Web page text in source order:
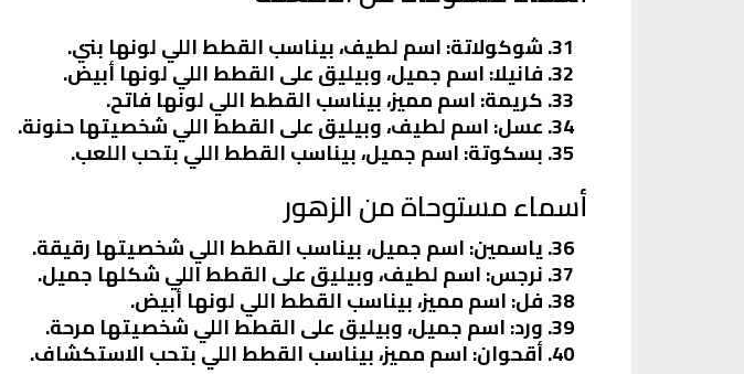
شوكولاتة: اسم لطيف، بيناسب القطط اللي لونها بني.
فانيلا: اسم جميل، وبيليق على القطط اللي لونها أبيض.
كريمة: اسم مميز، بيناسب القطط اللي لونها فاتح.
عسل: اسم لطيف، وبيليق على القطط اللي شخصيتها حنونة.
بسكوتة: اسم جميل، بيناسب القطط اللي بتحب اللعب.
أسماء مستوحاة من الزهور
ياسمين: اسم جميل، بيناسب القطط اللي شخصيتها رقيقة.
نرجس: اسم لطيف، وبيليق على القطط اللي شكلها جميل.
فل: اسم مميز، بيناسب القطط اللي لونها أبيض.
ورد: اسم جميل، وبيليق على القطط اللي شخصيتها مرحة.
أقحوان: اسم مميز، بيناسب القطط اللي بتحب الاستكشاف.